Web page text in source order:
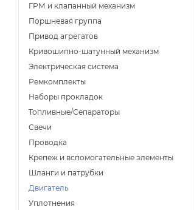
ГРМ и клапанный механизм
Поршневая группа
Привод агрегатов
Кривошипно-шатунный механизм
Электрическая система
Ремкомплекты
Наборы прокладок
Топливные/Сепараторы
Свечи
Проводка
Крепеж и вспомогательные элементы
Шланги и патрубки
Двигатель
Уплотнения